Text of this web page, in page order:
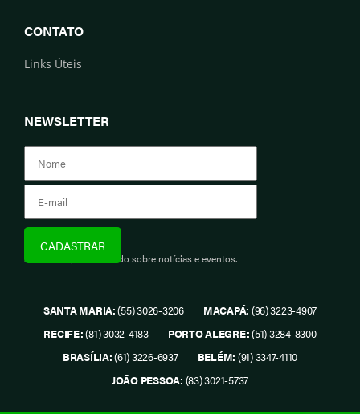
CONTATO
Links Úteis
NEWSLETTER
Assine e fique informado sobre notícias e eventos.
SANTA MARIA:(55) 3026-3206 MACAPÁ: (96) 3223-4907
RECIFE:(81) 3032-4183 PORTO ALEGRE:(51) 3284-8300
BRASÍLIA:(61) 3226-6937 BELÉM: (91) 3347-4110
JOÃO PESSOA: (83) 3021-5737